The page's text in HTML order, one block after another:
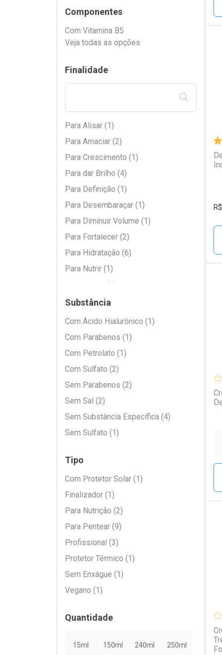
R$
Componentes
Com Vitamina B5
Veja todas as opções
Finalidade
FILTRAR
Para Alisar (1)
Para Amaciar (2)
Para Crescimento (1)
Para dar Brilho (4)
Para Definição (1)
Para Desembaraçar (1)
Para Diminuir Volume (1)
Para Fortalecer (2)
Para Hidratação (6)
Para Nutrir (1)
Para Queda (1)
Para Reconstrução (4)
Para Restauração (3)
Para Tirar Frizz (3)
Substância
Com Ácido Hialurônico (1)
Com Parabenos (1)
Com Petrolato (1)
Com Sulfato (2)
Sem Parabenos (2)
Sem Sal (2)
Sem Substância Específica (4)
Sem Sulfato (1)
Tipo
Com Protetor Solar (1)
Finalizador (1)
Para Nutrição (2)
Para Pentear (9)
Profissional (3)
Protetor Térmico (1)
Sem Enxágue (1)
Vegano (1)
Quantidade
15ml 150ml 240ml 250ml